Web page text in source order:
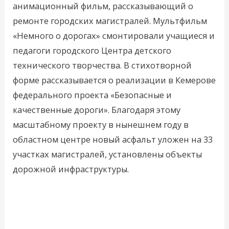
анимационный фильм, рассказывающий о
ремонте городских магистралей. Мультфильм
«Немного о дорогах» смонтировали учащиеся и
педагоги городского Центра детского
технического творчества. В стихотворной
форме рассказывается о реализации в Кемерове
федерального проекта «Безопасные и
качественные дороги». Благодаря этому
масштабному проекту в нынешнем году в
областном центре новый асфальт уложен на 33
участках магистралей, установлены объекты
дорожной инфраструктуры.